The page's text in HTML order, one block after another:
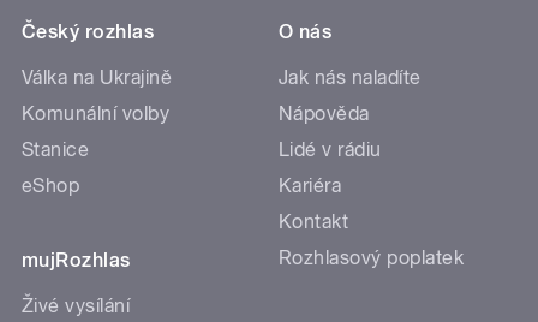
Český rozhlas
Válka na Ukrajině
Komunální volby
Stanice
eShop
mujRozhlas
Živé vysílání
O nás
Jak nás naladíte
Nápověda
Lidé v rádiu
Kariéra
Kontakt
Rozhlasový poplatek